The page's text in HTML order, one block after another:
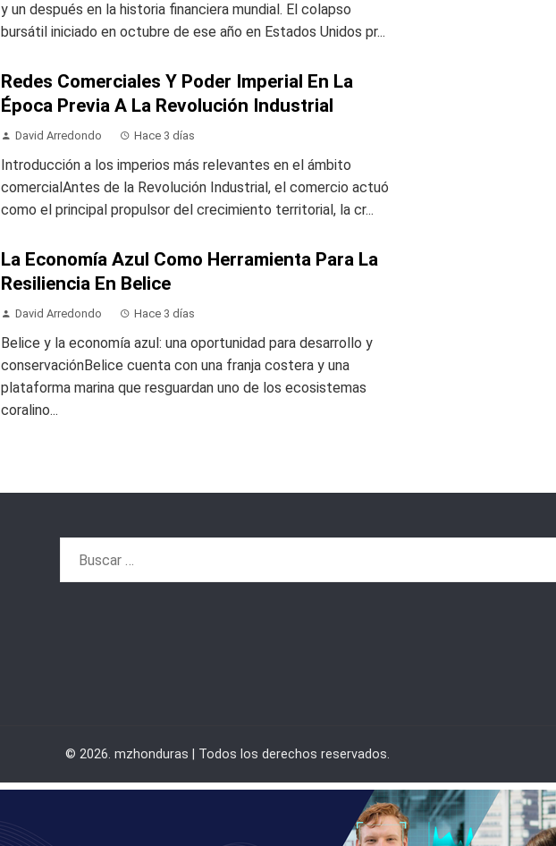
y un después en la historia financiera mundial. El colapso
bursátil iniciado en octubre de ese año en Estados Unidos pr...
Redes Comerciales Y Poder Imperial En La
Época Previa A La Revolución Industrial
David Arredondo Hace 3 días
Introducción a los imperios más relevantes en el ámbito
comercialAntes de la Revolución Industrial, el comercio actuó
como el principal propulsor del crecimiento territorial, la cr...
La Economía Azul Como Herramienta Para La
Resiliencia En Belice
David Arredondo Hace 3 días
Belice y la economía azul: una oportunidad para desarrollo y
conservaciónBelice cuenta con una franja costera y una
plataforma marina que resguardan uno de los ecosistemas
coralino...
© 2026. mzhonduras | Todos los derechos reservados.